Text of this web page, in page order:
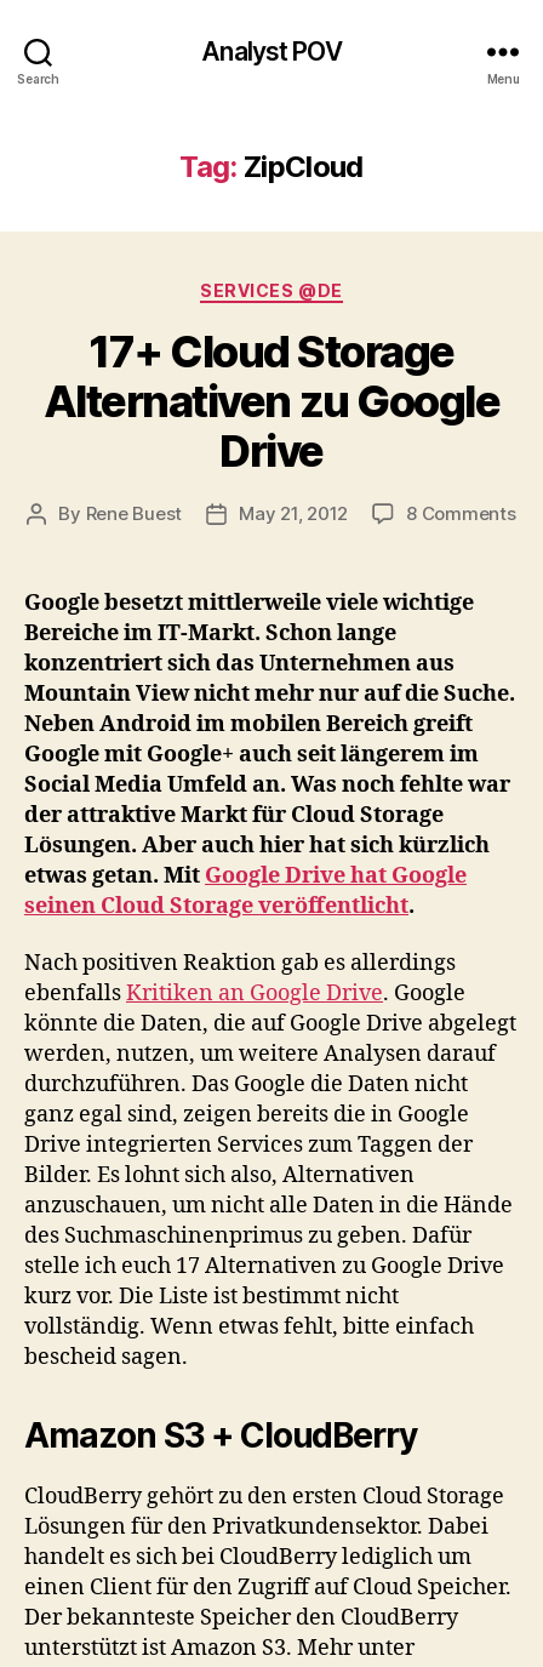
Search
Analyst POV
Menu
Tag: ZipCloud
Categories
SERVICES @DE
17+ Cloud Storage
Alternativen zu Google
Drive
Post
By Rene Buest
PostMay 21, 2012 8 Commentson
Google besetzt mittlerweile viele wichtige
Bereiche im IT-Markt. Schon lange
konzentriert sich das Unternehmen aus
Mountain View nicht mehr nur auf die Suche.
Neben Android im mobilen Bereich greift
Google mit Google+ auch seit längerem im
Social Media Umfeld an. Was noch fehlte war
der attraktive Markt für Cloud Storage
Lösungen. Aber auch hier hat sich kürzlich
etwas getan. Mit Google Drive hat Google
seinen Cloud Storage veröffentlicht.
Nach positiven Reaktion gab es allerdings
ebenfallsKritiken an Google Drive. Google
könnte die Daten, die auf Google Drive abgelegt
werden, nutzen, um weitere Analysen darauf
durchzuführen. Das Google die Daten nicht
ganz egal sind, zeigen bereits die in Google
Drive integrierten Services zum Taggen der
Bilder. Es lohnt sich also, Alternativen
anzuschauen, um nicht alle Daten in die Hände
des Suchmaschinenprimus zu geben. Dafür
stelle ich euch 17 Alternativen zu Google Drive
kurz vor. Die Liste ist bestimmt nicht
vollständig. Wenn etwas fehlt, bitte einfach
bescheid sagen.
Amazon S3 + CloudBerry
CloudBerry gehört zu den ersten Cloud Storage
Lösungen für den Privatkundensektor. Dabei
handelt es sich bei CloudBerry lediglich um
einen Client für den Zugriff auf Cloud Speicher.
Der bekannteste Speicher den CloudBerry
unterstützt ist Amazon S3. Mehr unter